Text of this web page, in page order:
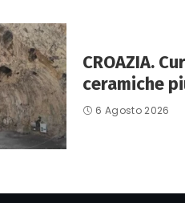
CROAZIA.
ceramiche
6 Agosto 2026